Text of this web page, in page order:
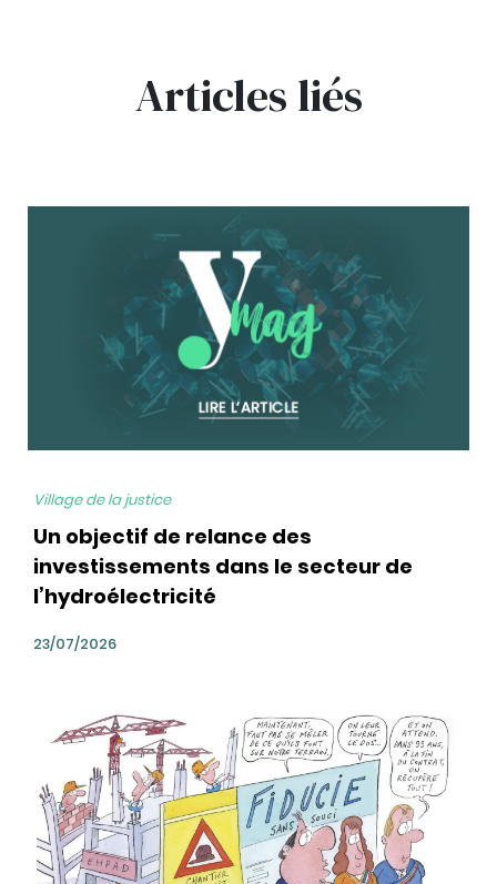
Articles liés
Village de la justice
Un objectif de relance des
investissements dans le secteur de
l’hydroélectricité
23/07/2026